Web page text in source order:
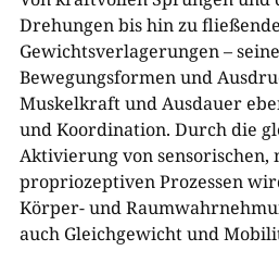
Drehungen bis hin zu
Gewichtsverlagerungen –
Bewegungsformen und
Muskelkraft und Ausdauer
und Koordination. Durch die
Aktivierung von sensorischen,
propriozeptiven Prozessen
Körper- und
auch Gleichgewicht und